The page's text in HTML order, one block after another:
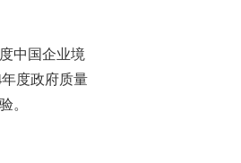
中国企业境
年度政府质量
。